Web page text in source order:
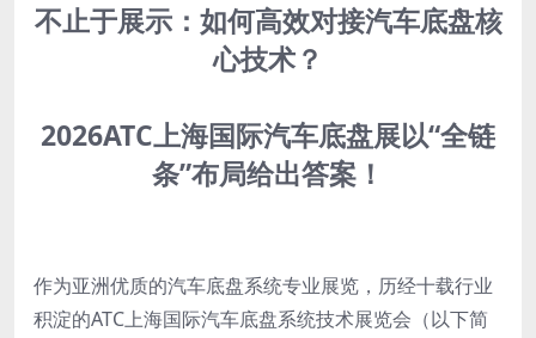
不止于展示：如何高效对接汽车底盘核
心技术？
2026ATC上海国际汽车底盘展以“全链
条”布局给出答案！
作为亚洲优质的汽车底盘系统专业展览，历经十载行业
积淀的ATC上海国际汽车底盘系统技术展览会（以下简